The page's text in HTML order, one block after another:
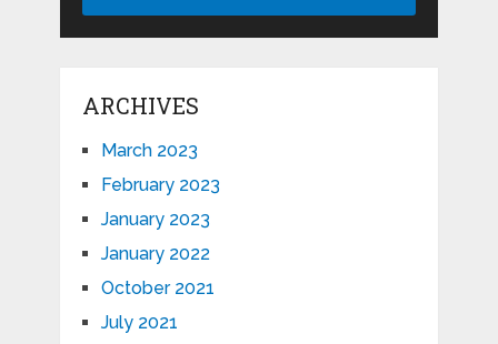
ARCHIVES
March 2023
February 2023
January 2023
January 2022
October 2021
July 2021